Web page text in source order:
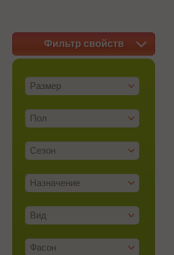
Фильтр свойств
Размер
Пол
Сезон
Назначение
Вид
Фасон